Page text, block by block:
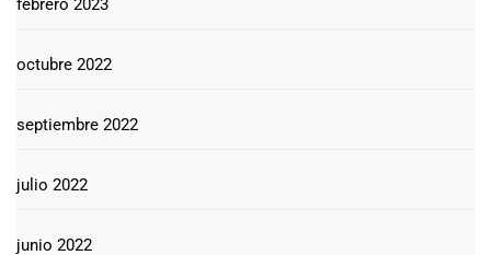
febrero 2023
octubre 2022
septiembre 2022
julio 2022
junio 2022